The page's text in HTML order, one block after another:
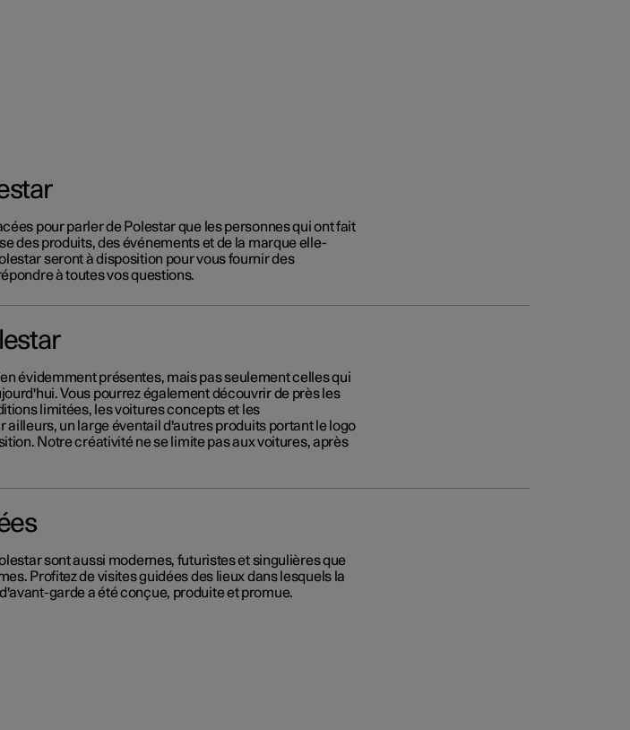
pour parler de Polestar que les personnes qui ont fait
des produits, des événements et de la marque elle-
seront à disposition pour vous fournir des
à toutes vos questions.
évidemment présentes, mais pas seulement celles qui
Vous pourrez également découvrir de près les
limitées, les voitures concepts et les
ailleurs, un large éventail d'autres produits portant le logo
Notre créativité ne se limite pas aux voitures, après
sont aussi modernes, futuristes et singulières que
Profitez de visites guidées des lieux dans lesquels la
garde a été conçue, produite et promue.